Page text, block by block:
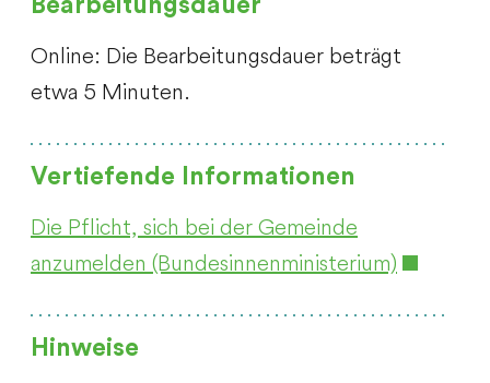
Online: Die Bearbeitungsdauer beträgt
etwa 5 Minuten.
Vertiefende Informationen
Die Pflicht, sich bei der Gemeinde
anzumelden (Bundesinnenministerium)
Hinweise